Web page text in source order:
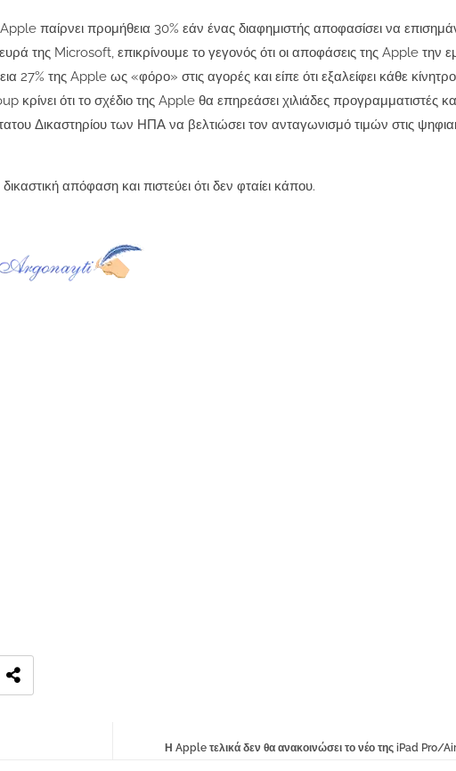
παίρνει προμήθεια 30% εάν ένας διαφημιστής αποφασίσει να
της Microsoft, επικρίνουμε το γεγονός ότι οι αποφάσεις της Apple την
της Apple ως «φόρο» στις αγορές και είπε ότι εξαλείφει κάθε
ότι το σχέδιο της Apple θα επηρεάσει χιλιάδες προγραμματιστές
Δικαστηρίου των ΗΠΑ να βελτιώσει τον ανταγωνισμό τιμών στις
απόφαση και πιστεύει ότι δεν φταίει κάπου.
Η Apple τελικά δεν θα ανακοινώσει το νέο της iPad Pro/